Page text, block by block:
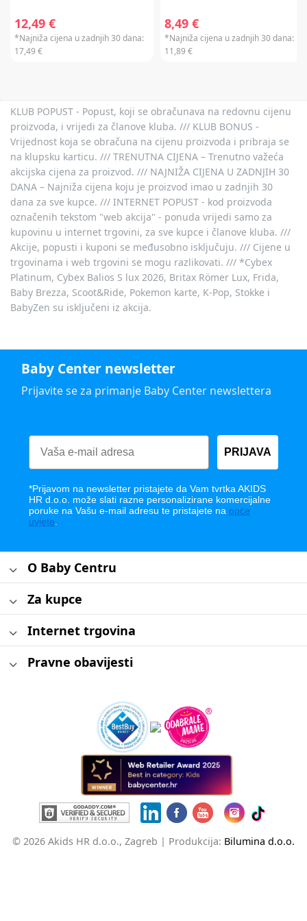
12,49 €
*Najniža cijena u zadnjih 30 dana:
17,49 €
8,49 €
*Najniža cijena u zadnjih 30 dana:
11,89 €
KLUB POPUST - Popust, koji se obračunava na redovnu cijenu
proizvoda, i vrijedi za članove kluba. /// KLUB BONUS -
Vrijednost koja se obračuna na cijenu proizvoda i pribraja se
na klupsku karticu. /// TRENUTNA CIJENA – Trenutno važeća
akcijska cijena za proizvod. /// NAJNIŽA CIJENA U ZADNJIH 30
DANA – Najniža cijena koju je proizvod imao u zadnjih 30
dana za sve kupce. /// INTERNET POPUST - kod proizvoda
označenih tekstom "web akcija" - ponuda vrijedi samo za
kupovinu u internet trgovini, za sve kupce i članove kluba. ///
Akcije, popusti i kuponi se međusobno isključuju. /// Cijene u
trgovinama i web trgovini se mogu razlikovati. /// *Cybex
Platinum, Cybex Balios S lux 2026, Britax Römer Lux, Frida,
Baby Brezza, Scoot&Ride, Pokemon karte, K-Pop, Stokke i
BabyZen su isključeni iz akcija.
Baby Center newsletter
Prijavite se za primanje Baby Center newslettera
PRIJAVA
*Prijavom na newsletter pristajete da Vam tvrtka AKIDS
HR d.o.o. može slati razne personalizirane komercijalne
poruke na Vašu e-mail adresu te pristajete na opće
uvjete
O Baby Centru
Za kupce
Internet trgovina
Pravne obavijesti
© 2026 Akids HR d.o.o., Zagreb | Produkcija: Bilumina d.o.o.